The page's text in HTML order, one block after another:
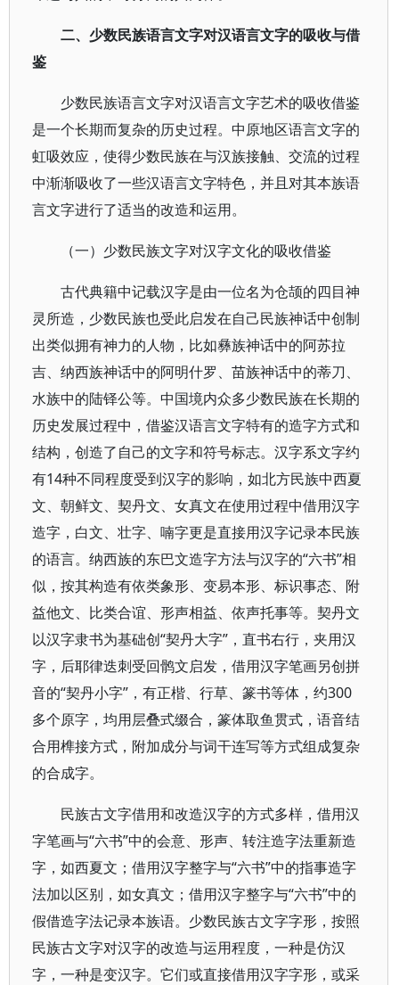
二、少数民族语言文字对汉语言文字的吸收与借
鉴
少数民族语言文字对汉语言文字艺术的吸收借鉴
是一个长期而复杂的历史过程。中原地区语言文字的
虹吸效应，使得少数民族在与汉族接触、交流的过程
中渐渐吸收了一些汉语言文字特色，并且对其本族语
言文字进行了适当的改造和运用。
（一）少数民族文字对汉字文化的吸收借鉴
古代典籍中记载汉字是由一位名为仓颉的四目神
灵所造，少数民族也受此启发在自己民族神话中创制
出类似拥有神力的人物，比如彝族神话中的阿苏拉
吉、纳西族神话中的阿明什罗、苗族神话中的蒂刀、
水族中的陆铎公等。中国境内众多少数民族在长期的
历史发展过程中，借鉴汉语言文字特有的造字方式和
结构，创造了自己的文字和符号标志。汉字系文字约
有14种不同程度受到汉字的影响，如北方民族中西夏
文、朝鲜文、契丹文、女真文在使用过程中借用汉字
造字，白文、壮字、喃字更是直接用汉字记录本民族
的语言。纳西族的东巴文造字方法与汉字的“六书”相
似，按其构造有依类象形、变易本形、标识事态、附
益他文、比类合谊、形声相益、依声托事等。契丹文
以汉字隶书为基础创“契丹大字”，直书右行，夹用汉
字，后耶律迭刺受回鹘文启发，借用汉字笔画另创拼
音的“契丹小字”，有正楷、行草、篆书等体，约300
多个原字，均用层叠式缀合，篆体取鱼贯式，语音结
合用榫接方式，附加成分与词干连写等方式组成复杂
的合成字。
民族古文字借用和改造汉字的方式多样，借用汉
字笔画与“六书”中的会意、形声、转注造字法重新造
字，如西夏文；借用汉字整字与“六书”中的指事造字
法加以区别，如女真文；借用汉字整字与“六书”中的
假借造字法记录本族语。少数民族古文字字形，按照
民族古文字对汉字的改造与运用程度，一种是仿汉
字，一种是变汉字。它们或直接借用汉字字形，或采